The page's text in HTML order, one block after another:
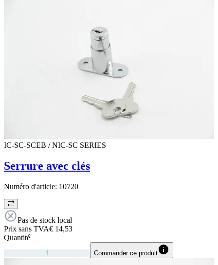
IC-SC-SCEB / NIC-SC SERIES
Serrure avec clés
Numéro d'article: 10720
Pas de stock local
Prix sans TVA€ 14,53
Quantité
Commander ce produit